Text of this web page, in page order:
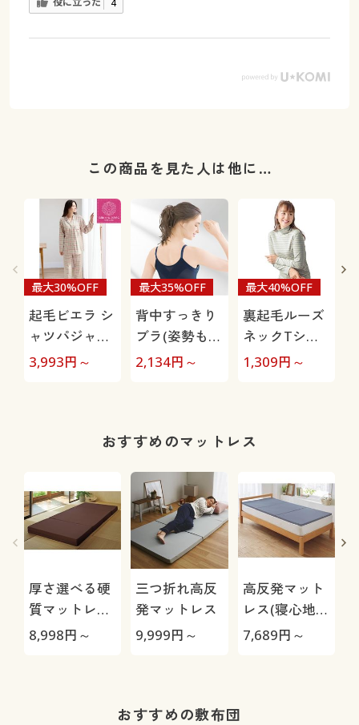
役に立った 4
この商品を見た人は他に…
起毛ビエラ シ
ャツパジャマ
(綿100%)
最大30%OFF
3,993円～
背中すっきり
ブラ(姿勢もす
っきり・フロ
カップ)
最大35%OFF
2,134円～
裏起毛ルーズ
ネックTシャ
ツ(綿100%・
最大40%OFF
1,309円～
おすすめのマットレス
厚さ選べる硬
質マットレス
(腰の沈み込み
8,998円～
三つ折れ高反
発マットレス
9,999円～
高反発マット
レス(寝心地選
べるシリー
7,689円～
おすすめの敷布団